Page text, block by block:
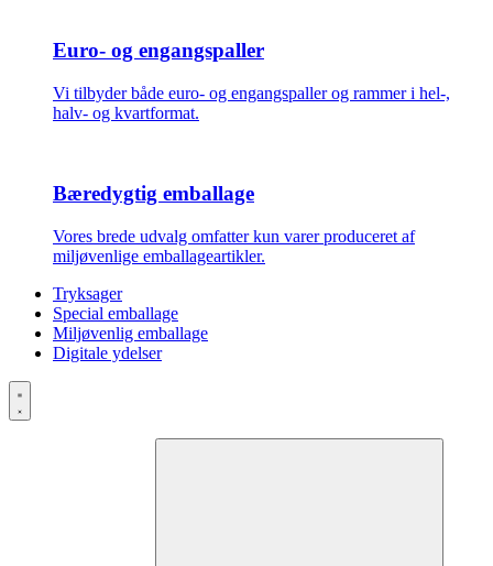
Euro- og engangspaller
Vi tilbyder både euro- og engangspaller og rammer i hel-,
halv- og kvartformat.
Bæredygtig emballage
Vores brede udvalg omfatter kun varer produceret af
miljøvenlige emballageartikler.
Tryksager
Special emballage
Miljøvenlig emballage
Digitale ydelser